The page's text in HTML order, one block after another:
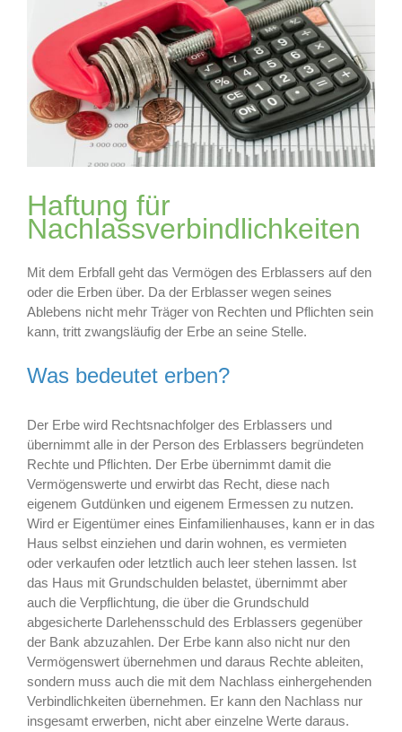
zum
Thema
Hausverwaltung
wissen!
Haftung für
Nachlassverbindlichkeiten
Mit dem Erbfall geht das Vermögen des Erblassers auf den
oder die Erben über. Da der Erblasser wegen seines
Ablebens nicht mehr Träger von Rechten und Pflichten sein
kann, tritt zwangsläufig der Erbe an seine Stelle.
Was bedeutet erben?
Der Erbe wird Rechtsnachfolger des Erblassers und
übernimmt alle in der Person des Erblassers begründeten
Rechte und Pflichten. Der Erbe übernimmt damit die
Vermögenswerte und erwirbt das Recht, diese nach
eigenem Gutdünken und eigenem Ermessen zu nutzen.
Wird er Eigentümer eines Einfamilienhauses, kann er in das
Haus selbst einziehen und darin wohnen, es vermieten
oder verkaufen oder letztlich auch leer stehen lassen. Ist
das Haus mit Grundschulden belastet, übernimmt aber
auch die Verpflichtung, die über die Grundschuld
abgesicherte Darlehensschuld des Erblassers gegenüber
der Bank abzuzahlen. Der Erbe kann also nicht nur den
Vermögenswert übernehmen und daraus Rechte ableiten,
sondern muss auch die mit dem Nachlass einhergehenden
Verbindlichkeiten übernehmen. Er kann den Nachlass nur
insgesamt erwerben, nicht aber einzelne Werte daraus.